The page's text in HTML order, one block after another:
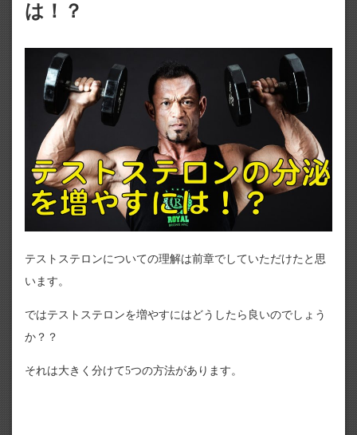
は！？
テストステロンについての理解は前章でしていただけたと思
います。
ではテストステロンを増やすにはどうしたら良いのでしょう
か？？
それは大きく分けて5つの方法があります。